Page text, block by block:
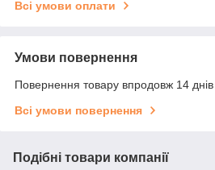
Всі умови оплати
Умови повернення
Повернення товару впродовж 14
Всі умови повернення
Подібні товари компанії